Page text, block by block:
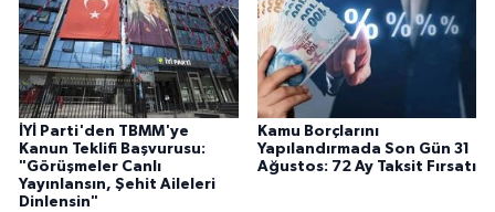
İYİ Parti'den TBMM'ye
Kanun Teklifi Başvurusu:
"Görüşmeler Canlı
Yayınlansın, Şehit Aileleri
Dinlensin"
Kamu Borçlarını
Yapılandırmada Son Gün 31
Ağustos: 72 Ay Taksit Fırsatı